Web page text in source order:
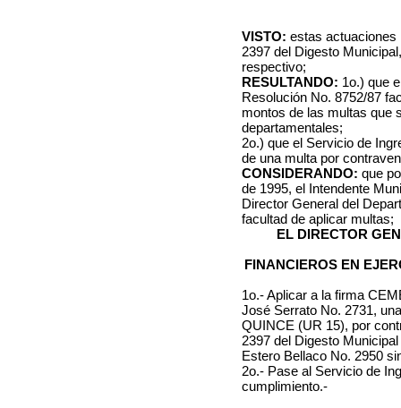
VISTO: estas actuaciones
2397 del Digesto
respectivo;
RESULTANDO: 1o.) que
Resolución No. 8752/87
montos de las multas que
departamentales;
2o.) que el Servicio de
de una multa por
CONSIDERANDO: que
de 1995, el Intendente
Director General del
facultad de aplicar multas;
EL DIRECTOR
FINANCIEROS EN
1o.- Aplicar a la firma
José Serrato No. 2731,
QUINCE (UR 15), por
2397 del Digesto
Estero Bellaco No. 2950
2o.- Pase al Servicio de
cumplimiento.-